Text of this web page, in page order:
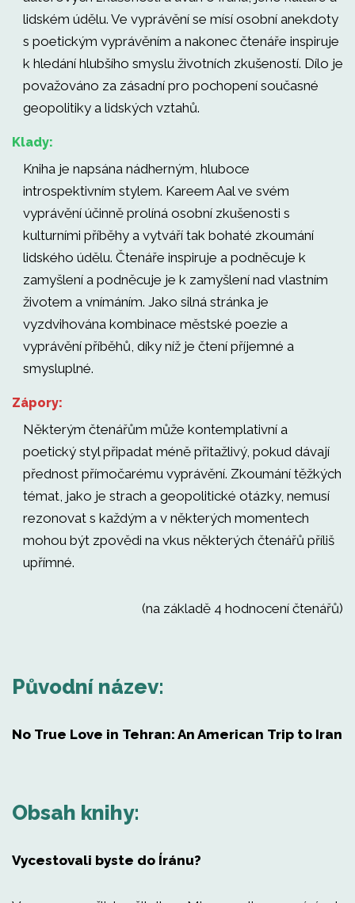
lidském údělu. Ve vyprávění se mísí osobní anekdoty
s poetickým vyprávěním a nakonec čtenáře inspiruje
k hledání hlubšího smyslu životních zkušeností. Dílo je
považováno za zásadní pro pochopení současné
geopolitiky a lidských vztahů.
Klady:
Kniha je napsána nádherným, hluboce
introspektivním stylem. Kareem Aal ve svém
vyprávění účinně prolíná osobní zkušenosti s
kulturními příběhy a vytváří tak bohaté zkoumání
lidského údělu. Čtenáře inspiruje a podněcuje k
zamyšlení a podněcuje je k zamyšlení nad vlastním
životem a vnímáním. Jako silná stránka je
vyzdvihována kombinace městské poezie a
vyprávění příběhů, díky níž je čtení příjemné a
smysluplné.
Zápory:
Některým čtenářům může kontemplativní a
poetický styl připadat méně přitažlivý, pokud dávají
přednost přímočarému vyprávění. Zkoumání těžkých
témat, jako je strach a geopolitické otázky, nemusí
rezonovat s každým a v některých momentech
mohou být zpovědi na vkus některých čtenářů příliš
upřímné.
(na základě 4 hodnocení čtenářů)
Původní název:
No True Love in Tehran: An American Trip to Iran
Obsah knihy:
Vycestovali byste do Íránu?